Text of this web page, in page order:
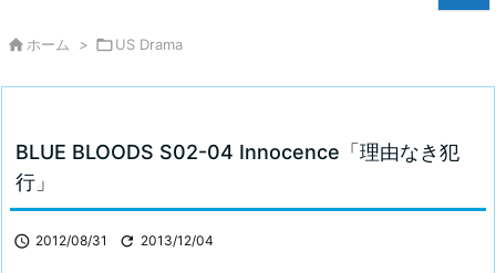



 ホーム > US Drama
BLUE BLOODS S02-04 Innocence「理由なき犯
行」
 2012/08/31  2013/12/04